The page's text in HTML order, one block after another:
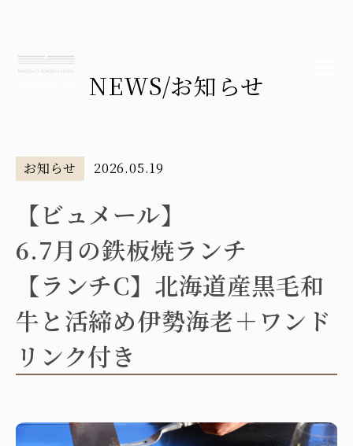
NEWS/お知らせ
お知らせ 2026.05.19
【ビュメール】
6.7月の鉄板焼ランチ
【ランチC】北海道産黒毛和
牛と活締め伊勢海老＋ワンド
リンク付き